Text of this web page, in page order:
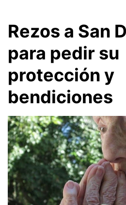
Rezos a San
para pedir su
protección y
bendiciones